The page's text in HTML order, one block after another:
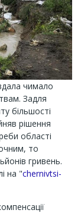
чимало
Задля
більшості
рішення
області
то
гривень.
на "chernivtsi-